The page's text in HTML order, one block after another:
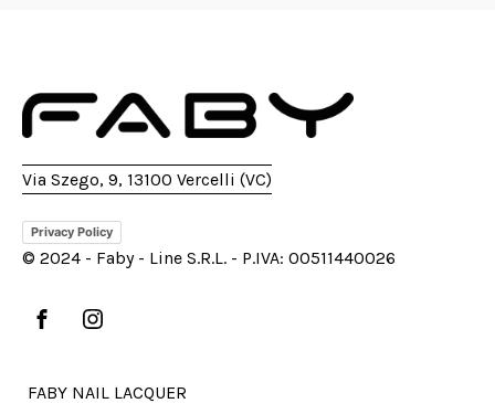
Via Szego, 9, 13100 Vercelli (VC)
Privacy Policy
© 2024 - Faby - Line S.R.L. - P.IVA: 00511440026
FABY NAIL LACQUER